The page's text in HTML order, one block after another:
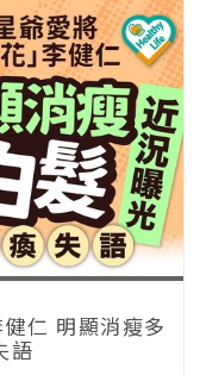
仁 明顯消瘦多
語